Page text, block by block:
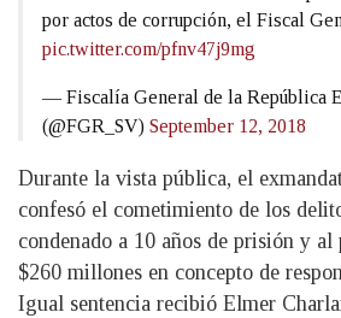
por actos de corrupción, el Fiscal
pic.twitter.com/pfnv47j9mg
— Fiscalía General de la República
(@FGR_SV) September 12, 2018
Durante la vista pública, el
confesó el cometimiento de los
condenado a 10 años de prisión y al
$260 millones en concepto de
Igual sentencia recibió Elmer